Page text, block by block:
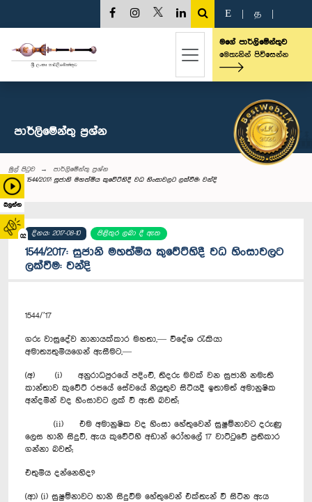
බලන්න
02
E த
මගේ පාර්ලිමේන්තුව
මෙතැනින් පිවිසෙන්න
පාර්ලි‌මේන්තු‌ ප්‍රශ්න
මුල් පිටුව
පාර්ලි‌මේන්තු‌ ප්‍රශ්න
1544/2017: සුජානි මහත්මිය කුවේට්හිදී වධ හිංසාවලට ලක්වීම: වන්දි
දිනය: 2017-08-10 පිළිතුර ලබා දී ඇත
1544/2017: සුජානි මහත්මිය කුවේට්හිදී වධ හිංසාවලට
ලක්වීම: වන්දි
1544/’17
ගරු වාසුදේව නානායක්කාර මහතා,— විදේශ රැකියා
අමාත්‍යතුමියගෙන් ඇසීමට,—
(අ) (i) අනුරාධපුරයේ පදිංචි, තිදරු මවක් වන සුජානි නමැති
කාන්තාව කුවේට් රජයේ සේවයේ නියුතුව සිටියදී ඉතාමත් අමානුෂික
අන්දමින් වද හිංසාවට ලක් වී ඇති බවත්;
(ii) එම අමානුෂික වද හිංසා හේතුවෙන් සුෂුම්නාවට දරුණු
ලෙස හානි සිදුවී, ඇය කුවේට්හි අඩාන් රෝහලේ 17 වාට්ටුවේ ප්‍රතිකාර
ගන්නා බවත්;
එතුමිය දන්නෙහිද?
(ආ) (i) සුෂුම්නාවට හානි සිදුවීම හේතුවෙන් එක්තැන් වී සිටින ඇය